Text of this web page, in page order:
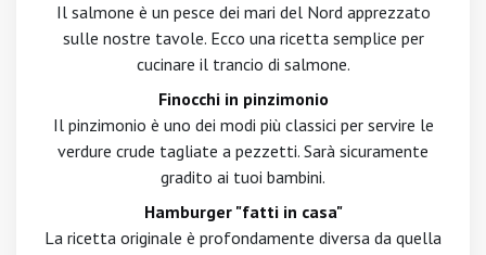
Il salmone è un pesce dei mari del Nord apprezzato
sulle nostre tavole. Ecco una ricetta semplice per
cucinare il trancio di salmone.
Finocchi in pinzimonio
Il pinzimonio è uno dei modi più classici per servire le
verdure crude tagliate a pezzetti. Sarà sicuramente
gradito ai tuoi bambini.
Hamburger "fatti in casa"
La ricetta originale è profondamente diversa da quella